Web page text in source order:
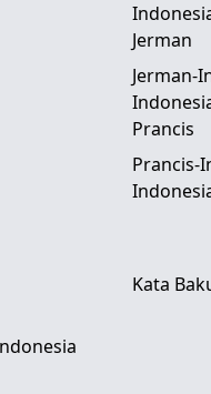
Jerman
Jerman-
Prancis
Prancis-
Kata